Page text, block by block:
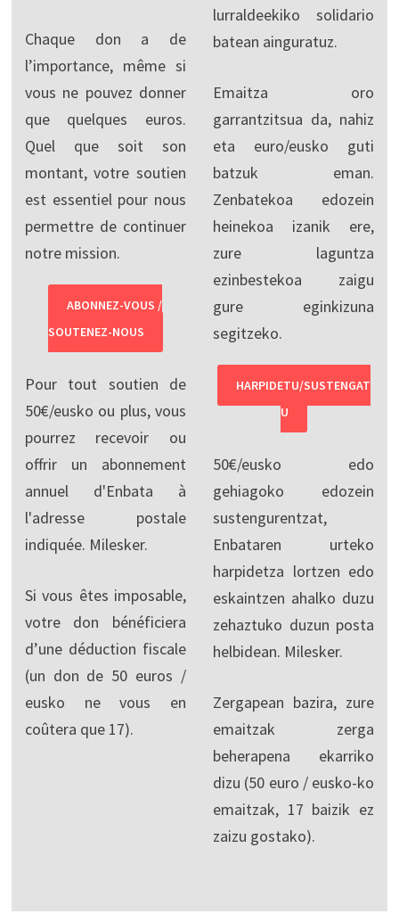
Chaque don a de
l’importance, même si
vous ne pouvez donner
que quelques euros.
Quel que soit son
montant, votre soutien
est essentiel pour nous
permettre de continuer
notre mission.
ABONNEZ-VOUS /
SOUTENEZ-NOUS
Pour tout soutien de
50€/eusko ou plus, vous
pourrez recevoir ou
offrir un abonnement
annuel d'Enbata à
l'adresse postale
indiquée. Milesker.
Si vous êtes imposable,
votre don bénéficiera
d’une déduction fiscale
(un don de 50 euros /
eusko ne vous en
coûtera que 17).
lurraldeekiko solidario
batean ainguratuz.
Emaitza oro
garrantzitsua da, nahiz
eta euro/eusko guti
batzuk eman.
Zenbatekoa edozein
heinekoa izanik ere,
zure laguntza
ezinbestekoa zaigu
gure eginkizuna
segitzeko.
HARPIDETU/SUSTENGAT
U
50€/eusko edo
gehiagoko edozein
sustengurentzat,
Enbataren urteko
harpidetza lortzen edo
eskaintzen ahalko duzu
zehaztuko duzun posta
helbidean. Milesker.
Zergapean bazira, zure
emaitzak zerga
beherapena ekarriko
dizu (50 euro / eusko-ko
emaitzak, 17 baizik ez
zaizu gostako).